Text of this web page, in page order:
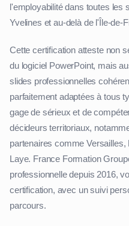
l'employabilité dans toutes les
Yvelines et au-delà de l'Île-de-
Cette certification atteste non
du logiciel PowerPoint, mais
slides professionnelles
parfaitement adaptées à tous
gage de sérieux et de
décideurs territoriaux,
partenaires comme
Laye. France Formation
professionnelle depuis 2016,
certification, avec un suivi
parcours.